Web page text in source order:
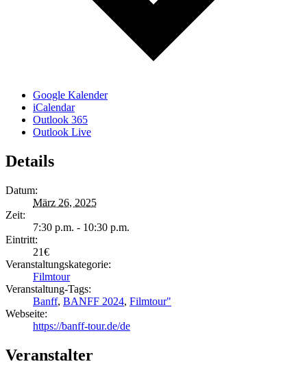
Google Kalender
iCalendar
Outlook 365
Outlook Live
Details
Datum:
März 26, 2025
Zeit:
7:30 p.m. - 10:30 p.m.
Eintritt:
21€
Veranstaltungskategorie:
Filmtour
Veranstaltung-Tags:
Banff, BANFF 2024, Filmtour"
Webseite:
https://banff-tour.de/de
Veranstalter